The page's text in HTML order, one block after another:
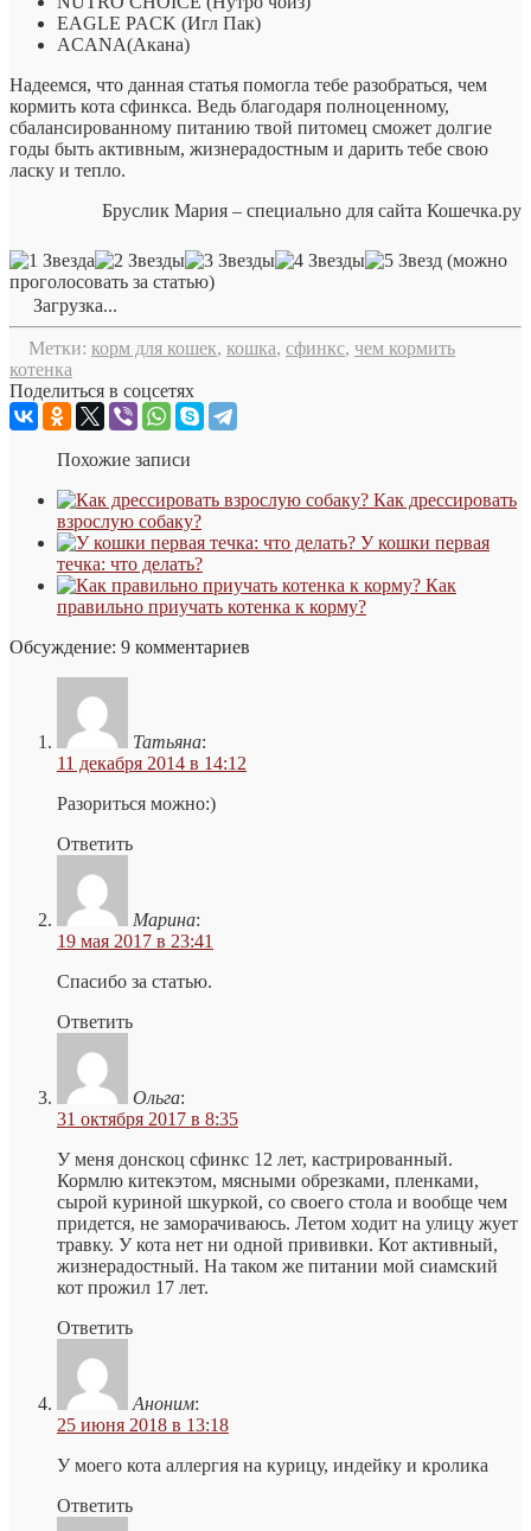
EAGLE PACK (Игл Пак)
ACANA(Акана)
Надеемся, что данная статья помогла тебе разобраться, чем
кормить кота сфинкса. Ведь благодаря полноценному,
сбалансированному питанию твой питомец сможет долгие
годы быть активным, жизнерадостным и дарить тебе свою
ласку и тепло.
Бруслик Мария – специально для сайта Кошечка.ру
(можно
проголосовать за статью)
Загрузка...
Метки: корм для кошек, кошка, сфинкс, чем кормить
котенка
Поделиться в соцсетях
Похожие записи
Как дрессировать
взрослую собаку?
У кошки первая
течка: что делать?
Как
правильно приучать котенка к корму?
Обсуждение: 9 комментариев
Татьяна:
11 декабря 2014 в 14:12
Разориться можно:)
Ответить
Марина:
19 мая 2017 в 23:41
Спасибо за статью.
Ответить
Ольга:
31 октября 2017 в 8:35
У меня донскоц сфинкс 12 лет, кастрированный.
Кормлю китекэтом, мясными обрезками, пленками,
сырой куриной шкуркой, со своего стола и вообще чем
придется, не заморачиваюсь. Летом ходит на улицу жует
травку. У кота нет ни одной прививки. Кот активный,
жизнерадостный. На таком же питании мой сиамский
кот прожил 17 лет.
Ответить
Аноним:
25 июня 2018 в 13:18
У моего кота аллергия на курицу, индейку и кролика
Ответить